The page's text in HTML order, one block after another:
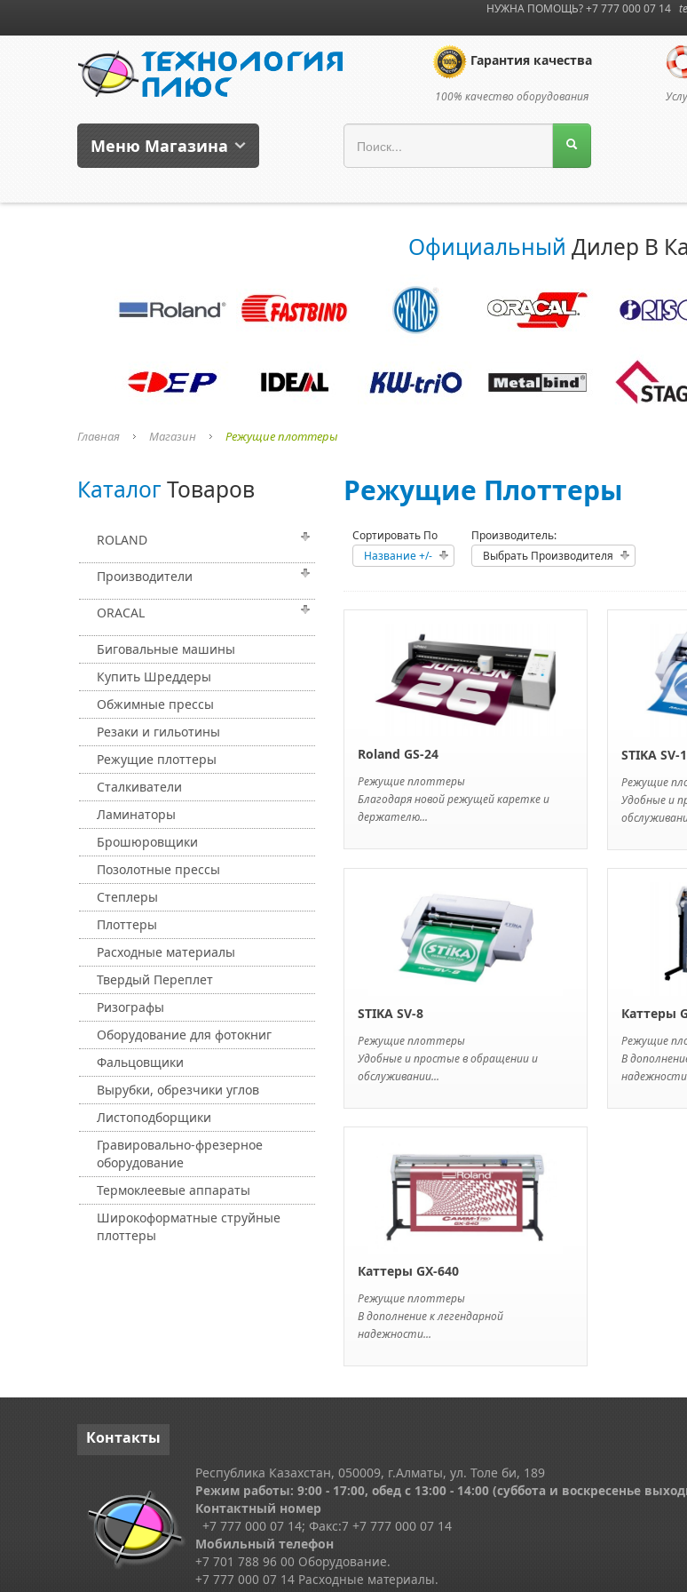
НУЖНА ПОМОЩЬ? +7 777 000 07 14
Гарантия качества
100% качество оборудования
Меню Магазина
Официальный Дилер В
Главная Магазин Режущие плоттеры
КаталогТоваров
ROLAND
Производители
ORACAL
Биговальные машины
Купить Шреддеры
Обжимные прессы
Резаки и гильотины
Режущие плоттеры
Сталкиватели
Ламинаторы
Брошюровщики
Позолотные прессы
Степлеры
Плоттеры
Расходные материалы
Твердый Переплет
Ризографы
Оборудование для фотокниг
Фальцовщики
Вырубки, обрезчики углов
Листоподборщики
Гравировально-фрезерное
оборудование
Термоклеевые аппараты
Широкоформатные струйные
плоттеры
Режущие Плоттеры
Сортировать По
Название +/-
Производитель:
Выбрать Производителя
Roland GS-24
Режущие плоттеры
Благодаря новой режущей каретке и
держателю...
STIKA SV-
Режущие
Удобные и
STIKA SV-8
Режущие плоттеры
Удобные и простые в обращении и
обслуживании...
Каттеры
Режущие
В
Каттеры GX-640
Режущие плоттеры
В дополнение к легендарной
надежности...
Контакты
Республика Казахстан, 050009, г.Алматы, ул. Толе би, 189
Режим работы: 9:00 - 17:00, обед с 13:00 - 14:00 (суббота и воскресенье
Контактный номер
+7 777 000 07 14; Факс:7 +7 777 000 07 14
Мобильный телефон
+7 701 788 96 00 Оборудование.
+7 777 000 07 14 Расходные материалы.